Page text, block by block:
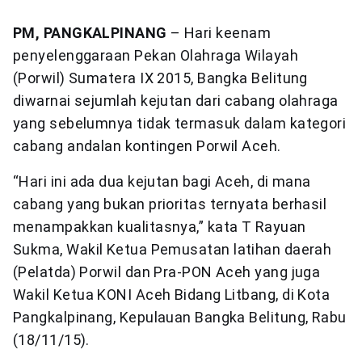
PM, PANGKALPINANG – Hari keenam
penyelenggaraan Pekan Olahraga Wilayah
(Porwil) Sumatera IX 2015, Bangka Belitung
diwarnai sejumlah kejutan dari cabang olahraga
yang sebelumnya tidak termasuk dalam kategori
cabang andalan kontingen Porwil Aceh.
“Hari ini ada dua kejutan bagi Aceh, di mana
cabang yang bukan prioritas ternyata berhasil
menampakkan kualitasnya,” kata T Rayuan
Sukma, Wakil Ketua Pemusatan latihan daerah
(Pelatda) Porwil dan Pra-PON Aceh yang juga
Wakil Ketua KONI Aceh Bidang Litbang, di Kota
Pangkalpinang, Kepulauan Bangka Belitung, Rabu
(18/11/15).